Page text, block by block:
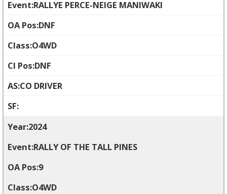
RALLYE PERCE-NEIGE MANIWAKI
DNF
O4WD
DNF
CO DRIVER
2024
RALLY OF THE TALL PINES
9
O4WD